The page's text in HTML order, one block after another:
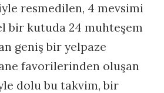
resmedilen, 4 mevsimi
bir kutuda 24 muhteşem
geniş bir yelpaze
favorilerinden oluşan
dolu bu takvim, bir